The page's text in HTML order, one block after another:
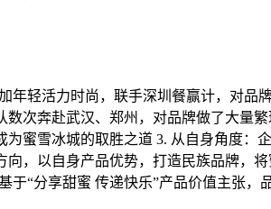
年轻活力时尚，联手深圳餐赢计，对品
次奔赴武汉、郑州，对品牌做了大量
蜜雪冰城的取胜之道 3. 从自身角度：
，以自身产品优势，打造民族品牌，
“分享甜蜜 传递快乐”产品价值主张，